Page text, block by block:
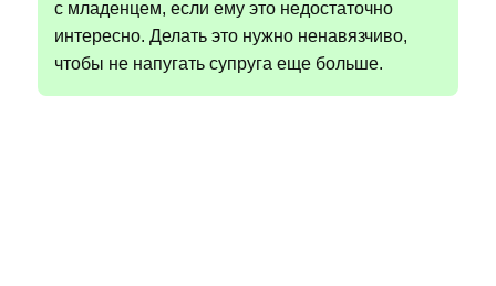
с младенцем, если ему это недостаточно
интересно. Делать это нужно ненавязчиво,
чтобы не напугать супруга еще больше.